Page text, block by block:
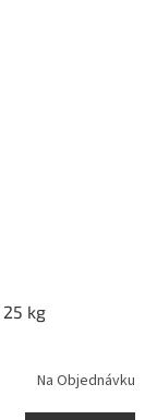
25 kg
Na Objednávku